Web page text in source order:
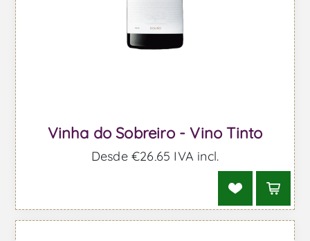
Vinha do Sobreiro - Vino Tinto
Desde €26,65 IVA incl.